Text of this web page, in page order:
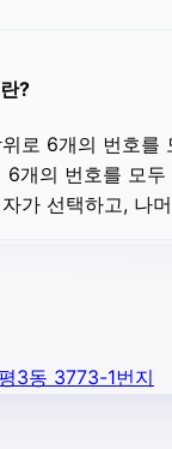
?
로 6개의 번호를
6개의 번호를 모두
가 선택하고, 나
3동 3773-1번지